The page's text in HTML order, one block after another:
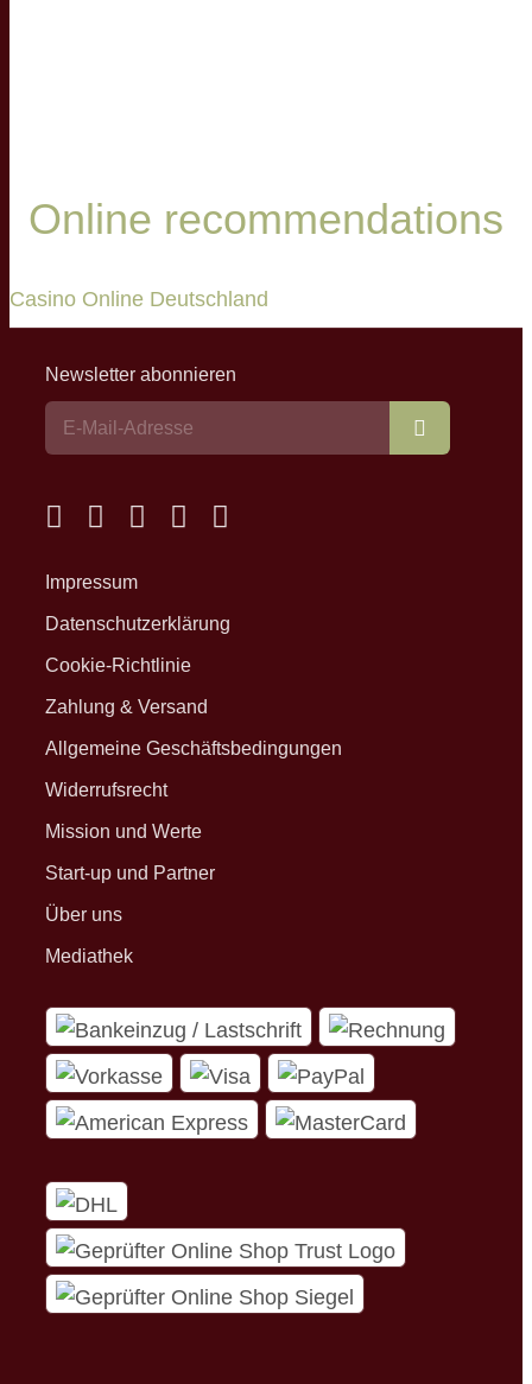
Online recommendations
Casino Online Deutschland
Newsletter abonnieren
Impressum
Datenschutzerklärung
Cookie-Richtlinie
Zahlung & Versand
Allgemeine Geschäftsbedingungen
Widerrufsrecht
Mission und Werte
Start-up und Partner
Über uns
Mediathek